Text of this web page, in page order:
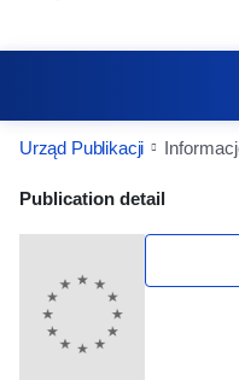
Urząd Publikacji
Publication
Klasyfikacja użytkownika
Publication detail